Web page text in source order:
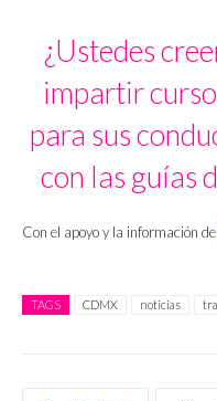
¿Ustedes
impartir
para sus
con las guías
Con el apoyo y la información de
TAGS CDMX noticias